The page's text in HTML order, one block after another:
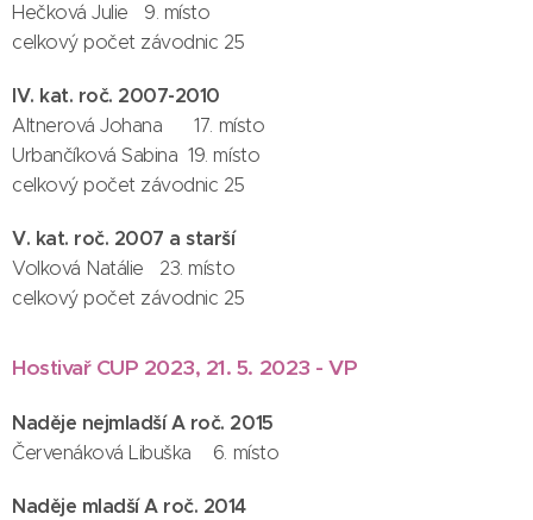
Hečková Julie 9. místo
celkový počet závodnic 25
IV. kat. roč. 2007-2010
Altnerová Johana 17. místo
Urbančíková Sabina 19. místo
celkový počet závodnic 25
V. kat. roč. 2007 a starší
Volková Natálie 23. místo
celkový počet závodnic 25
Hostivař CUP 2023, 21. 5. 2023 - VP
Naděje nejmladší A roč. 2015
Červenáková Libuška 6. místo
Naděje mladší A roč. 2014